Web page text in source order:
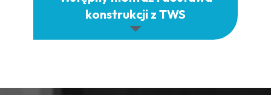
konstrukcji z TWS